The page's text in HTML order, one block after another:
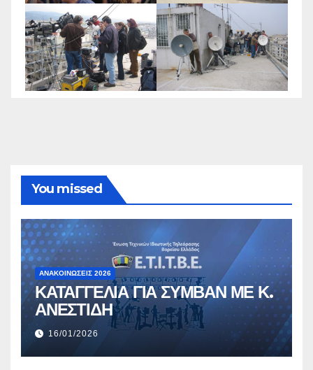
You missed
ΑΝΑΚΟΙΝΏΣΕΙΣ 2026
ΚΑΤΑΓΓΕΛΙΑ ΓΙΑ ΣΥΜΒΑΝ ΜΕ Κ.
ΑΝΕΣΤΙΔΗ
16/01/2026